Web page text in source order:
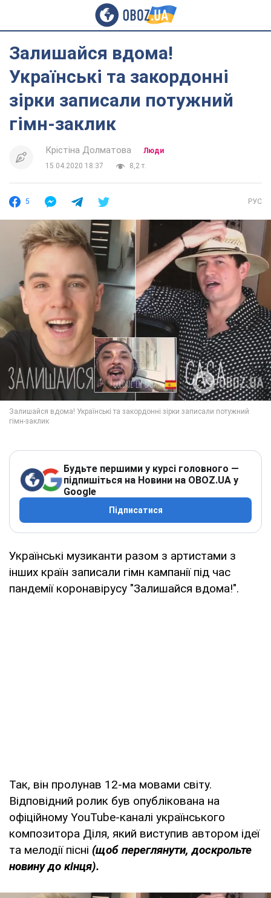
Залишайся вдома!
Українські та закордонні
зірки записали потужний
гімн-заклик
Крістіна Долматова
Люди
15.04.2020 18:37
8,2 т.
5 РУС
Будьте першими у курсі головного —
підпишіться на Новини на OBOZ.UA у
Google
Підписатися
Українські музиканти разом з артистами з
інших країн записали гімн кампанії під час
пандемії коронавірусу "Залишайся вдома!".
Так, він пролунав 12-ма мовами світу.
Відповідний ролик був опублікована на
офіційному YouTube-каналі українського
композитора Діля, який виступив автором ідеї
та мелодії пісні (щоб переглянути, доскрольте
новину до кінця).